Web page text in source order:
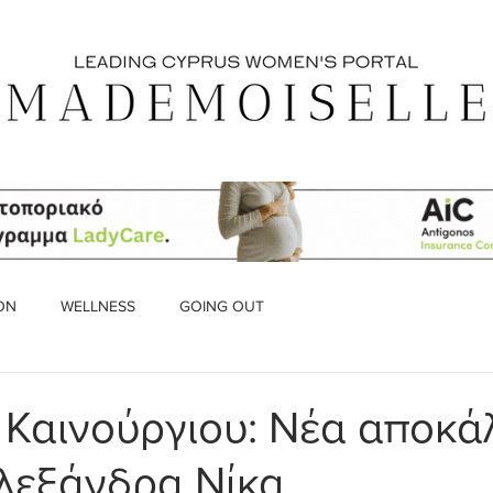
WELLNESS GOING OUT
Καινούργιου: Νέα
Νίκα